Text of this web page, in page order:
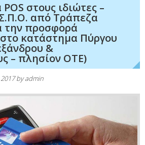
στους ιδιώτες –
από Τράπεζα
την προσφορά
κατάστημα Πύργου
&
– πλησίον ΟΤΕ)
byadmin